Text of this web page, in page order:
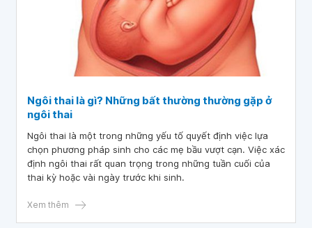
Ngôi thai là gì? Những bất thường thường gặp ở
ngôi thai
Ngôi thai là một trong những yếu tố quyết định việc lựa
chọn phương pháp sinh cho các mẹ bầu vượt cạn. Việc xác
định ngôi thai rất quan trọng trong những tuần cuối của
thai kỳ hoặc vài ngày trước khi sinh.
Xem thêm